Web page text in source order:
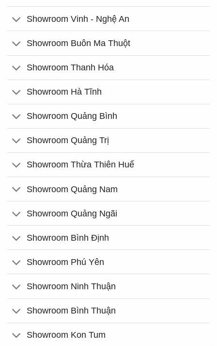
Showroom Vinh - Nghệ An
Showroom Buôn Ma Thuột
Showroom Thanh Hóa
Showroom Hà Tĩnh
Showroom Quảng Bình
Showroom Quảng Trị
Showroom Thừa Thiên Huế
Showroom Quảng Nam
Showroom Quảng Ngãi
Showroom Bình Định
Showroom Phú Yên
Showroom Ninh Thuận
Showroom Bình Thuận
Showroom Kon Tum